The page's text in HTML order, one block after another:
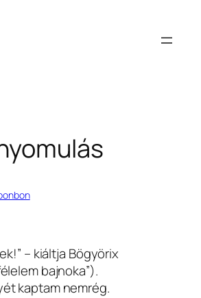
– kiáltja Bögyörix
bajnoka”).
kaptam nemrég.